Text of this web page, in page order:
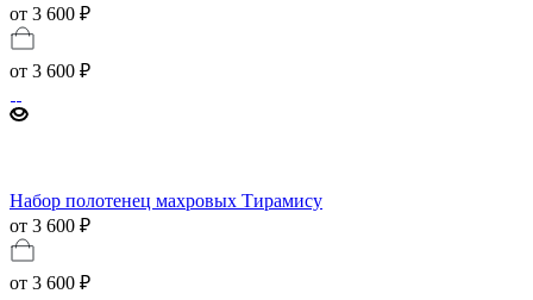
от 3 600 ₽
от 3 600 ₽
Набор полотенец махровых Тирамису
от 3 600 ₽
от 3 600 ₽